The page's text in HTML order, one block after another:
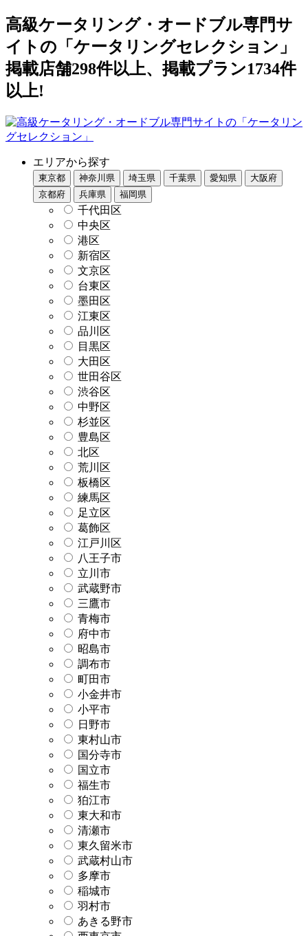
高級ケータリング・オードブル専門サ
イトの「ケータリングセレクション」
掲載店舗298件以上、掲載プラン1734件
以上!
エリアから探す
東京都 神奈川県 埼玉県 千葉県 愛知県
大阪府
京都府
兵庫県 福岡県
千代田区
中央区
港区
新宿区
文京区
台東区
墨田区
江東区
品川区
目黒区
大田区
世田谷区
渋谷区
中野区
杉並区
豊島区
北区
荒川区
板橋区
練馬区
足立区
葛飾区
江戸川区
八王子市
立川市
武蔵野市
三鷹市
青梅市
府中市
昭島市
調布市
町田市
小金井市
小平市
日野市
東村山市
国分寺市
国立市
福生市
狛江市
東大和市
清瀬市
東久留米市
武蔵村山市
多摩市
稲城市
羽村市
あきる野市